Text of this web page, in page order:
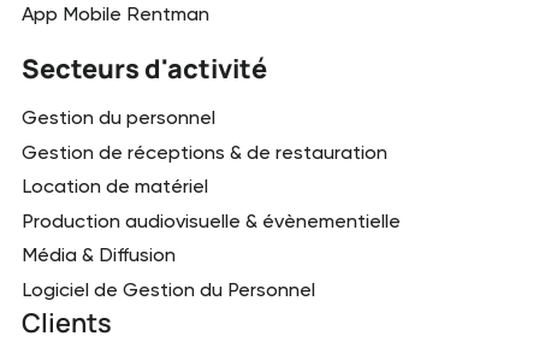
App Mobile Rentman
Secteurs d'activité
Gestion du personnel
Gestion de réceptions & de restauration
Location de matériel
Production audiovisuelle & évènementielle
Média & Diffusion
Logiciel de Gestion du Personnel
Clients